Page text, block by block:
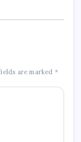
are marked *